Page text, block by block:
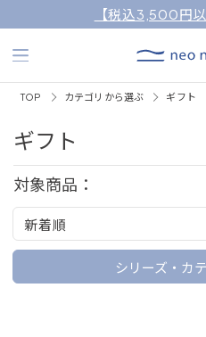
【税込3,500円
TOP カテゴリから選ぶ ギフト
ギフト
対象商品：
新着順
シリーズ・カ